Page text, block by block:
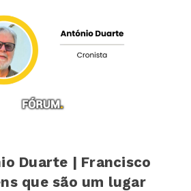
Duarte | Francisco
que são um lugar